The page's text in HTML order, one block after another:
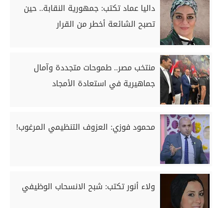
داليا عماد تكتب: جمهورية النقابة.. حين
تصبح الشائعة أخطر من القرار
منتخب مصر.. طموحات متجددة وآمال
جماهيرية في استعادة الأمجاد
محمود فوزي: العزوف التنظيمي المرغوب!
ولاء أنور تكتب: شبح الانسحاب الوظيفي